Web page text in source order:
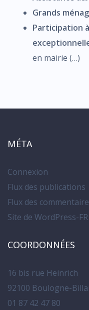
Grands
Participation
en mairie (…)
MÉTA
Connexion
Flux des publications
Flux des
Site de WordPress-FR
COORDONNÉES
16 bis rue Heinrich
92100 Boulogne-
01 87 42 47 80